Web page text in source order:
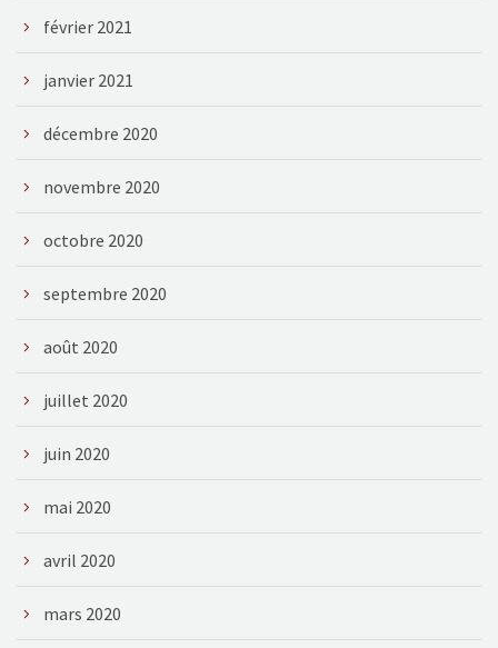
février 2021
janvier 2021
décembre 2020
novembre 2020
octobre 2020
septembre 2020
août 2020
juillet 2020
juin 2020
mai 2020
avril 2020
mars 2020